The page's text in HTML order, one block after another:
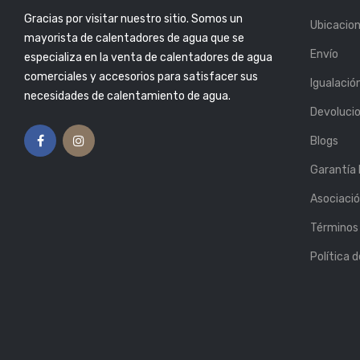
Gracias por visitar nuestro sitio. Somos un
mayorista de calentadores de agua que se
especializa en la venta de calentadores de agua
comerciales y accesorios para satisfacer sus
necesidades de calentamiento de agua.
Envío
Blogs
Garantía
Política
Atlas
Mar 2019
SUFICIENTE
AQUÍ TE
Atlas
Mar 2019
Publicado Por: Atlas
Plumbing 25, Feb 2019
5 CONSEJOS PARA
COMPRAR EL CALENTADOR